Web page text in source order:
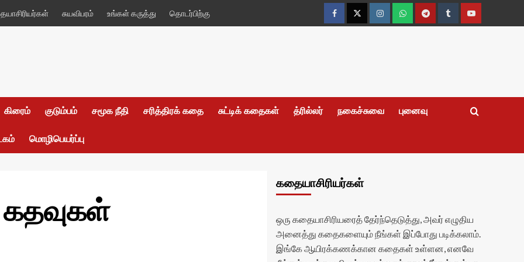
சுயவிபரம் உங்கள் கருத்து தொடர்பிற்கு
FacebookTwitterInstagramWhatsappTelegramTumblrYouTube
கிரைம் குடும்பம் சமூக நீதி சரித்திரக் கதை சுட்டிக் கதைகள் த்ரில்லர் நகைச்சுவை புனைவு
மொழிபெயர்ப்பு
கதவுகள்
கதையாசிரியர்கள்
ஒரு கதையாசிரியரைத் தேர்ந்தெடுத்து, அவர் எழுதிய
அனைத்து கதைகளையும் நீங்கள் இப்போது படிக்கலாம்.
இங்கே ஆயிரக்கணக்கான கதைகள் உள்ளன, எனவே